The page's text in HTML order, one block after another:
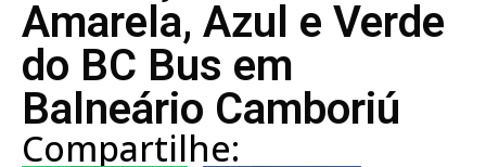
Amarela, Azul e Verde
do BC Bus em
Balneário Camboriú
Compartilhe: